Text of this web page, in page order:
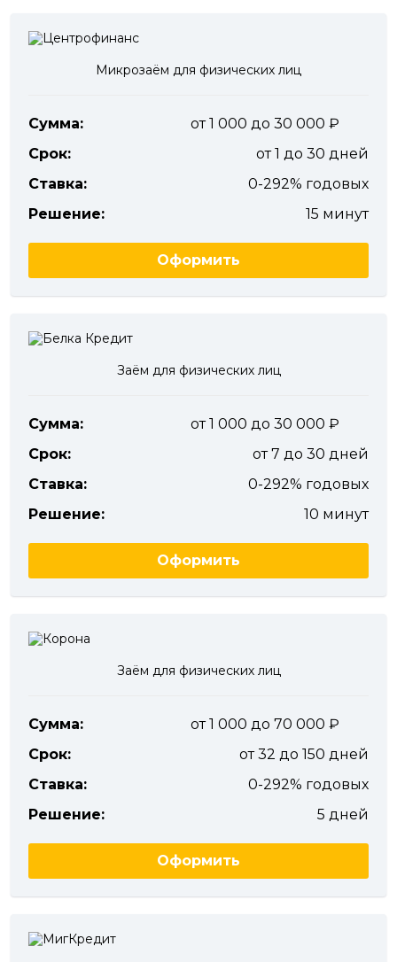
Микрозаём для физических лиц
Сумма:
от 1 000 до 30 000
Срок:
от 1 до 30 дней
Ставка:
0-292% годовых
Решение:
15 минут
Оформить
Заём для физических лиц
Сумма:
от 1 000 до 30 000
Срок:
от 7 до 30 дней
Ставка:
0-292% годовых
Решение:
10 минут
Оформить
Заём для физических лиц
Сумма:
от 1 000 до 70 000
Срок:
от 32 до 150 дней
Ставка:
0-292% годовых
Решение:
5 дней
Оформить